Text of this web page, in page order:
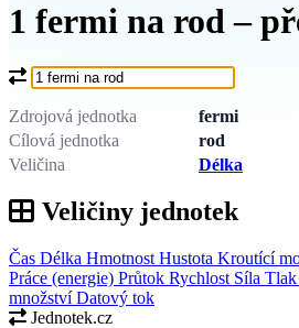
1 fermi na rod –
Co chcete převést?
Zdrojová jednotka
fermi
Cílová jednotka
rod
Veličina
Délka
Veličiny jednotek
Čas Délka Hmotnost Hustota Kroutící
Práce (energie) Průtok Rychlost Síla Tlak
množstvíDatový tok
Jednotek.cz